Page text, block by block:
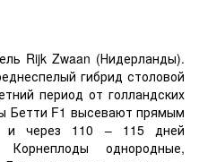
Rijk Zwaan (Нидерланды).
гибрид столовой
период от голландских
Бетти F1 высевают прямым
и через 110 – 115 дней
однородные,